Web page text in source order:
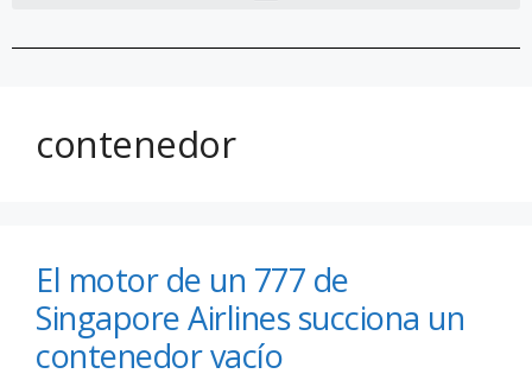
contenedor
El motor de un 777 de
Singapore Airlines succiona un
contenedor vacío